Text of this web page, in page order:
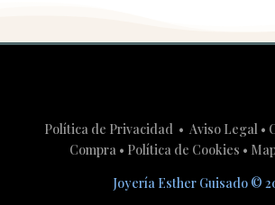
Política de Privacidad • Aviso Legal •
Compra • Política de Cookies •
Joyería Esther Guisado ©